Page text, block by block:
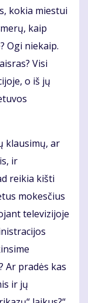
kokia miestui
kaip
Ogi niekaip.
Visi
o iš jų
klausimų, ar
ir
reikia kišti
mokesčius
televizijoje
Ar pradės kas
ir jų